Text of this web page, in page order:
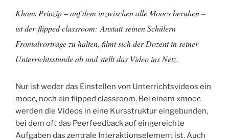
Khans Prinzip – auf dem inzwischen alle Moocs beruhen –
ist derflipped classroom: Anstatt seinen Schülern
Frontalvorträge zu halten, filmt sich der Dozent in seiner
Unterrichtsstunde ab und stellt das Video ins Netz.
Nur ist weder das Einstellen von Unterrichtsvideos ein
mooc, noch ein flipped classroom. Bei einem xmooc
werden die Videos in eine Kursstruktur eingebunden,
bei dem oft das Peerfeedback auf eingereichte
Aufgaben das zentrale Interaktionselement ist. Auch